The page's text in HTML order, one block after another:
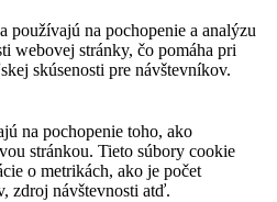
používajú na pochopenie a analýzu
webovej stránky, čo pomáha pri
skúsenosti pre návštevníkov.
na pochopenie toho, ako
stránkou. Tieto súbory cookie
o metrikách, ako je počet
zdroj návštevnosti atď.